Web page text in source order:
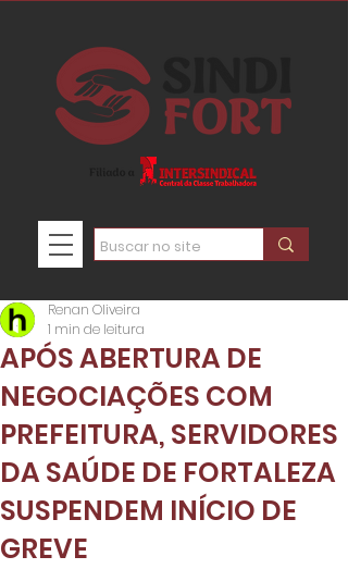
APÓS ABERTURA DE
NEGOCIAÇÕES COM
PREFEITURA, SERVIDORES
DA SAÚDE DE FORTALEZA
SUSPENDEM INÍCIO DE
GREVE
Renan Oliveira
1 min de leitura